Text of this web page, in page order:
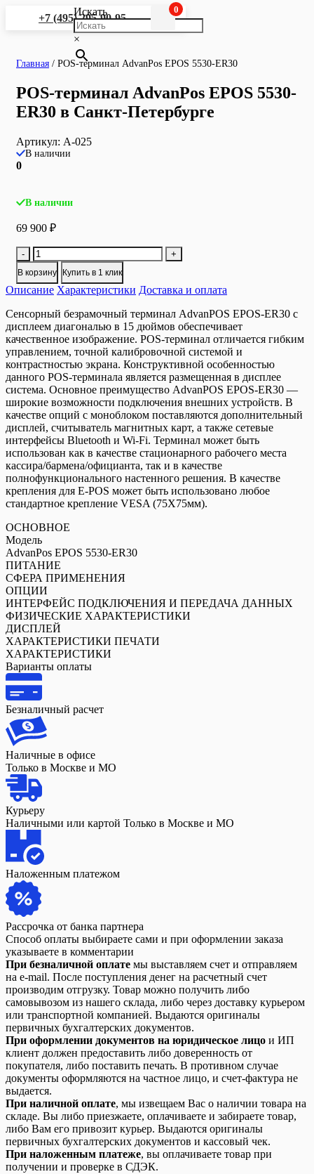
+7 (495) 295-90-95
Искать
×
0
Главная / POS-терминал AdvanPos EPOS 5530-ER30
POS-терминал AdvanPos EPOS 5530-
ER30 в Санкт-Петербурге
Артикул: A-025
В наличии
0
В наличии
69 900 ₽
-
Количество
товара
POS-
терминал
EPOS
5530-
ER30
+
В корзину Купить в 1 клик
Описание Характеристики Доставка и оплата
Сенсорный безрамочный терминал AdvanPOS EPOS-ER30 с
дисплеем диагональю в 15 дюймов обеспечивает
качественное изображение. POS-терминал отличается гибким
управлением, точной калибровочной системой и
контрастностью экрана. Конструктивной особенностью
данного POS-терминала является размещенная в дисплее
система. Основное преимущество AdvanPOS EPOS-ER30 —
широкие возможности подключения внешних устройств. В
качестве опций с моноблоком поставляются дополнительный
дисплей, считыватель магнитных карт, а также сетевые
интерфейсы Bluetooth и Wi-Fi. Терминал может быть
использован как в качестве стационарного рабочего места
кассира/бармена/официанта, так и в качестве
полнофункционального настенного решения. В качестве
крепления для E-POS может быть использовано любое
стандартное крепление VESA (75Х75мм).
ОСНОВНОЕ
Модель
AdvanPos EPOS 5530-ER30
ПИТАНИЕ
СФЕРА ПРИМЕНЕНИЯ
ОПЦИИ
ИНТЕРФЕЙС ПОДКЛЮЧЕНИЯ И ПЕРЕДАЧА ДАННЫХ
ФИЗИЧЕСКИЕ ХАРАКТЕРИСТИКИ
ДИСПЛЕЙ
ХАРАКТЕРИСТИКИ ПЕЧАТИ
ХАРАКТЕРИСТИКИ
Варианты оплаты
Безналичный расчет
Наличные в офисе
Только в Москве и МО
Курьеру
Наличными или картой Только в Москве и МО
Наложенным платежом
Рассрочка от банка партнера
Способ оплаты выбираете сами и при оформлении заказа
указываете в комментарии
При безналичной оплате мы выставляем счет и отправляем
на e-mail. После поступления денег на расчетный счет
производим отгрузку. Товар можно получить либо
самовывозом из нашего склада, либо через доставку курьером
или транспортной компанией. Выдаются оригиналы
первичных бухгалтерских документов.
При оформлении документов на юридическое лицо и ИП
клиент должен предоставить либо доверенность от
покупателя, либо поставить печать. В противном случае
документы оформляются на частное лицо, и счет-фактура не
выдается.
При наличной оплате, мы извещаем Вас о наличии товара на
складе. Вы либо приезжаете, оплачиваете и забираете товар,
либо Вам его привозит курьер. Выдаются оригиналы
первичных бухгалтерских документов и кассовый чек.
При наложенным платеже, вы оплачиваете товар при
получении и проверке в СДЭК.